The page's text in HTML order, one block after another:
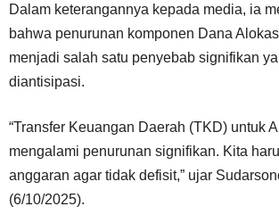
Dalam keterangannya kepada media, ia
bahwa penurunan komponen Dana
menjadi salah satu penyebab signifikan
diantisipasi.
“Transfer Keuangan Daerah (TKD) untuk
mengalami penurunan signifikan. Kita
anggaran agar tidak defisit,” ujar
(6/10/2025).